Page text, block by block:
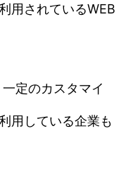
用されているWEB
定のカスタマイ
用している企業も